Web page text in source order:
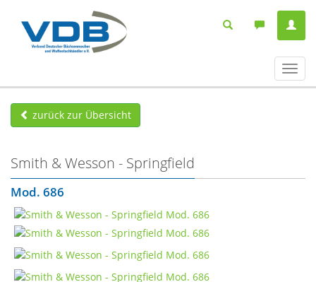
ein-/
zurück zur Übersicht
Smith & Wesson - Springfield
Mod. 686